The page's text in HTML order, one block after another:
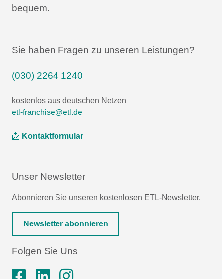
bequem.
Sie haben Fragen zu unseren Leistungen?
(030) 2264 1240
kostenlos aus deutschen Netzen
etl-franchise@etl.de
📩 Kontaktformular
Unser Newsletter
Abonnieren Sie unseren kostenlosen ETL-Newsletter.
Newsletter abonnieren
Folgen Sie Uns